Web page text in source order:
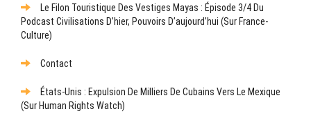
Le Filon Touristique Des Vestiges Mayas : Épisode 3/4 Du
Podcast Civilisations D’hier, Pouvoirs D’aujourd’hui (sur France-
Culture)
Contact
États-Unis : Expulsion De Milliers De Cubains Vers Le Mexique
(sur Human Rights Watch)